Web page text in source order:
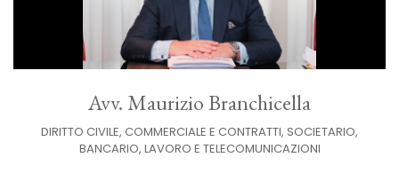
Avv. Maurizio Branchicella
DIRITTO CIVILE, COMMERCIALE E CONTRATTI, SOCIETARIO,
BANCARIO, LAVORO E TELECOMUNICAZIONI